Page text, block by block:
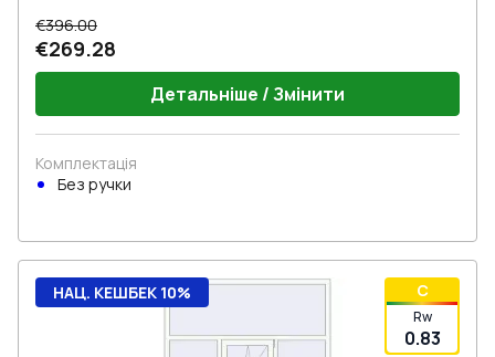
€396.00
€269.28
Детальніше / Змінити
Комплектація
Без ручки
C
Rw
0.83
НАЦ. КЕШБЕК 10%